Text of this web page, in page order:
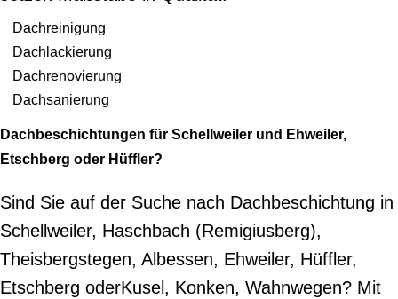
Dachreinigung
Dachlackierung
Dachrenovierung
Dachsanierung
Dachbeschichtungen für Schellweiler und Ehweiler,
Etschberg oder Hüffler?
Sind Sie auf der Suche nach Dachbeschichtung in
Schellweiler, Haschbach (Remigiusberg),
Theisbergstegen, Albessen, Ehweiler, Hüffler,
Etschberg oderKusel, Konken, Wahnwegen? Mit